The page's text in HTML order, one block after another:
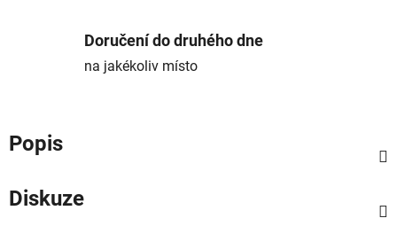
Doručení do druhého dne
na jakékoliv místo
Popis
Diskuze